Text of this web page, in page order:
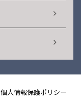
個人情報保護ポリシー